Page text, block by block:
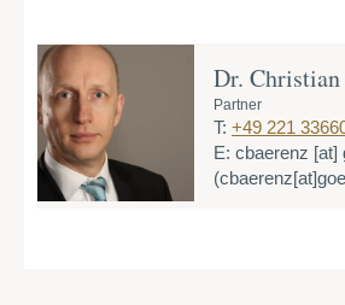
Dr.
Partner
T: +49 221
E: cbaerenz [at]